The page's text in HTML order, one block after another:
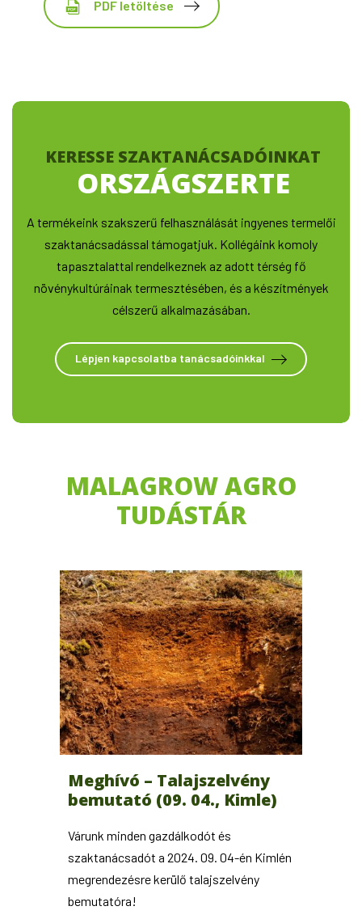
PDF letöltése
KERESSE SZAKTANÁCSADÓINKAT
ORSZÁGSZERTE
A termékeink szakszerű felhasználását ingyenes termelői
szaktanácsadással támogatjuk. Kollégáink komoly
tapasztalattal rendelkeznek az adott térség fő
növénykultúráinak termesztésében, és a készítmények
célszerű alkalmazásában.
Lépjen kapcsolatba tanácsadóinkkal
MALAGROW AGRO
TUDÁSTÁR
Meghívó – Talajszelvény
bemutató (09. 04., Kimle)
Várunk minden gazdálkodót és
szaktanácsadót a 2024. 09. 04-én Kimlén
megrendezésre kerülő talajszelvény
bemutatóra!